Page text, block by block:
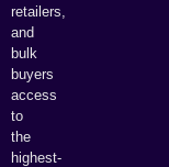
retailers,
and
bulk
buyers
access
to
the
highest-